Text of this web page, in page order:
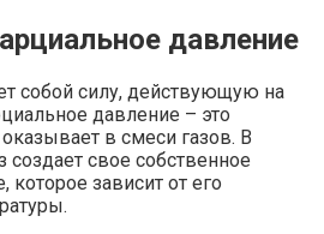
давление
собой силу, действующую на
давление – это
в смеси газов. В
свое собственное
которое зависит от его